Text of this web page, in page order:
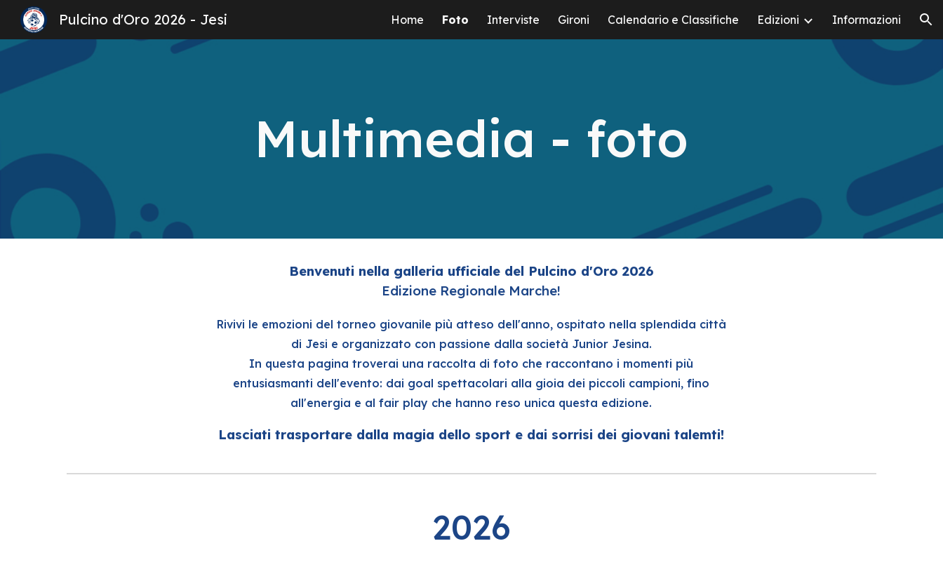
Skip to main content Skip to navigation
Pulcino d'Oro 2026 - Jesi Home Foto Interviste Gironi Calendario e Classifiche Edizioni Informazioni
Multimedia - foto
Benvenuti nella galleria ufficiale del Pulcino d'Oro 2026
Edizione Regionale Marche!
Rivivi le emozioni del torneo giovanile più atteso dell'anno, ospitato nella splendida città
di Jesi e organizzato con passione dalla società Junior Jesina.
In questa pagina troverai una raccolta di foto che raccontano i momenti più
entusiasmanti dell'evento: dai goal spettacolari alla gioia dei piccoli campioni, fino
all'energia e al fair play che hanno reso unica questa edizione.
Lasciati trasportare dalla magia dello sport e dai sorrisi dei giovani talemti!
2026